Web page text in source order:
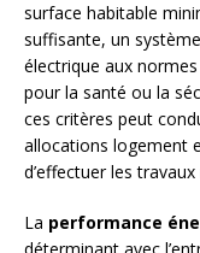
surface habitable
suffisante, un
électrique aux
pour la santé ou la
ces critères peut
allocations logement
d’effectuer les
La performance